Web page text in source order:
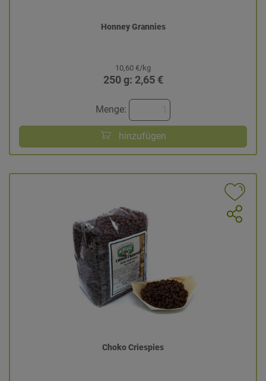
Honney Grannies
10,60 €/kg
250 g: 2,65 €
Menge:
hinzufügen
Choko Criespies